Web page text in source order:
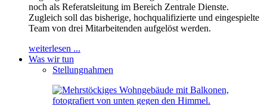
noch als Referatsleitung im Bereich Zentrale Dienste.
Zugleich soll das bisherige, hochqualifizierte und eingespielte
Team von drei Mitarbeitenden aufgelöst werden.
weiterlesen ...
Was wir tun
Stellungnahmen